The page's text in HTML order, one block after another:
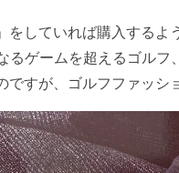
をしていれば購入する
るゲームを超えるゴル
ですが、ゴルフファッシ